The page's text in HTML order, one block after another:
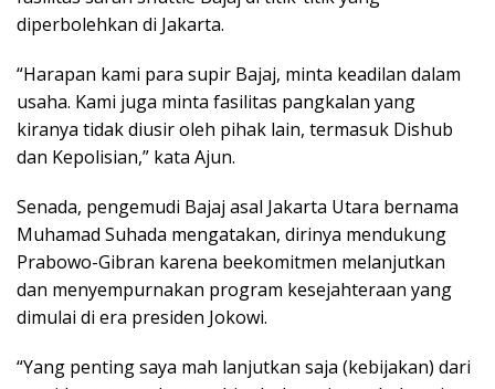
diperbolehkan di Jakarta.
“Harapan kami para supir Bajaj, minta keadilan dalam
usaha. Kami juga minta fasilitas pangkalan yang
kiranya tidak diusir oleh pihak lain, termasuk Dishub
dan Kepolisian,” kata Ajun.
Senada, pengemudi Bajaj asal Jakarta Utara bernama
Muhamad Suhada mengatakan, dirinya mendukung
Prabowo-Gibran karena beekomitmen melanjutkan
dan menyempurnakan program kesejahteraan yang
dimulai di era presiden Jokowi.
“Yang penting saya mah lanjutkan saja (kebijakan) dari